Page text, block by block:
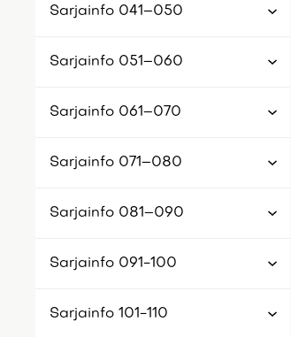
Sarjainfo 041–050
Sarjainfo 051–060
Sarjainfo 061–070
Sarjainfo 071–080
Sarjainfo 081–090
Sarjainfo 091-100
Sarjainfo 101-110